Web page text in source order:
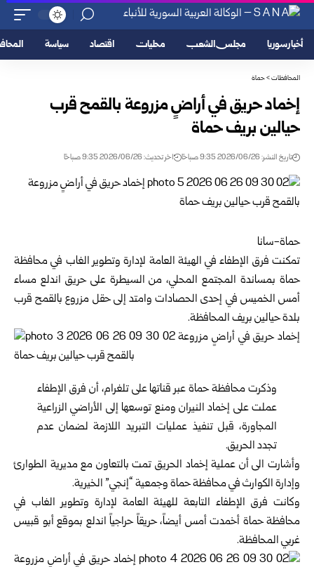
أخبار سوريا مجلس الشعب محليات اقتصاد سياسة
المحافظات>حماة
إخماد حريق في أراضٍ مزروعة بالقمح قرب
حيالين بريف حماة
تاريخ النشر: 2026/06/26 9:35 صباحًا اخر تحديث: 2026/06/26 9:35 صباحًا
حماة-سانا‏
تمكنت فرق الإطفاء في الهيئة العامة لإدارة وتطوير الغاب في محافظة
حماة بمساندة ‏المجتمع المحلي، من السيطرة على حريق اندلع مساء
أمس الخميس في إحدى الحصادات ‏وامتد إلى حقل مزروع بالقمح قرب
بلدة حيالين بريف المحافظة.‏
وذكرت محافظة حماة عبر قناتها على تلغرام، أن فرق الإطفاء
عملت على إخماد النيران ‏ومنع توسعها إلى الأراضي الزراعية
المجاورة، قبل تنفيذ عمليات التبريد اللازمة لضمان ‏عدم
تجدد الحريق.‏
وأشارت الى أن عملية إخماد الحريق تمت بالتعاون مع مديرية الطوارئ
وإدارة الكوارث ‏في محافظة حماة وجمعية “إنجي” الخيرية.‏
وكانت فرق الإطفاء التابعة للهيئة العامة لإدارة وتطوير الغاب في
محافظة حماة أخمدت ‏أمس أيضاً، حريقاً حراجياً اندلع بموقع أبو قبيس
غربي المحافظة.‏